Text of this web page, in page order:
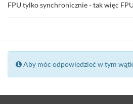
FPU tylko synchronicznie - tak więc
Aby móc odpowiedzieć w tym